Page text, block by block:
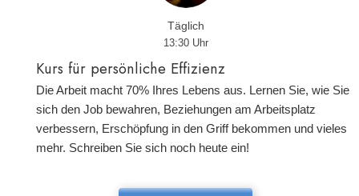
Täglich
13:30 Uhr
Kurs für persönliche Effizienz
Die Arbeit macht 70% Ihres Lebens aus. Lernen Sie, wie Sie
sich den Job bewahren, Beziehungen am Arbeitsplatz
verbessern, Erschöpfung in den Griff bekommen und vieles
mehr. Schreiben Sie sich noch heute ein!